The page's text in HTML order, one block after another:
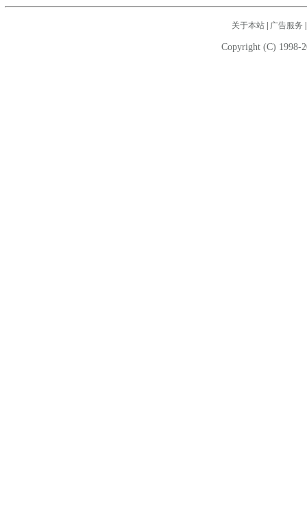
关于本站| 广告服务
Copyright (C) 1998-